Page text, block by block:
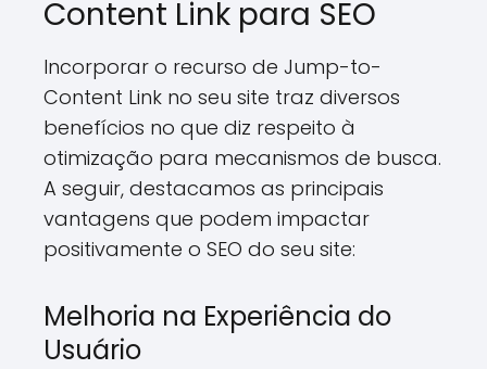
Content Link para SEO
Incorporar o recurso de Jump-to-
Content Link no seu site traz diversos
benefícios no que diz respeito à
otimização para mecanismos de busca.
A seguir, destacamos as principais
vantagens que podem impactar
positivamente o SEO do seu site:
Melhoria na Experiência do
Usuário